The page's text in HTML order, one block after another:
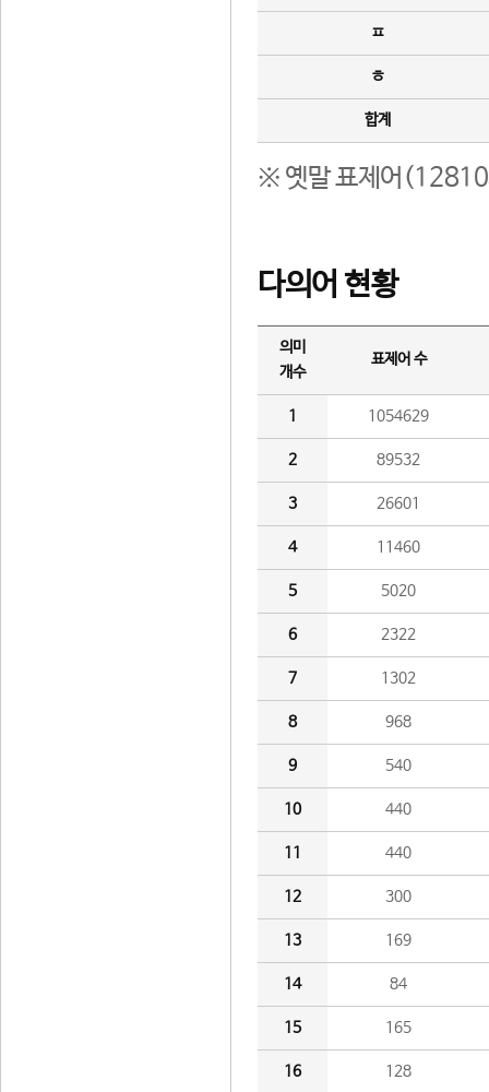
ㅍ
ㅎ
합계
※ 옛말 표제어(12810
다의어 현황
의미
개수
표제어 수
1 1054629
2 89532
3 26601
4 11460
5 5020
6 2322
7 1302
8 968
9 540
10 440
11 440
12 300
13 169
14 84
15 165
16 128